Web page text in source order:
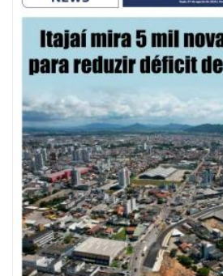
20 anos da Lei Maria da Penha: mais de 400
doméstica são acompanhadas pela Guarda
BALNEÁRIO CAMBORIÚ